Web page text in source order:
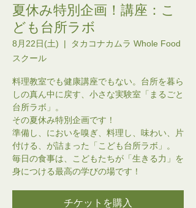
夏休み特別企画！講座：こ
ども台所ラボ
8月22日(土)
  |
タカコナカムラ Whole Food
スクール
料理教室でも健康講座でもない。台所を暮ら
しの真ん中に戻す、小さな実験室「まるごと
台所ラボ」。
その夏休み特別企画です！
準備し、においを嗅ぎ、料理し、味わい、片
付ける、が詰まった「こども台所ラボ」。
毎日の食事は、こどもたちが「生きる力」を
身につける最高の学びの場です！
チケットを購入